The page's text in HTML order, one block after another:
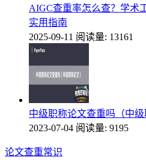
AIGC查重率怎么查？学术
实用指南
2025-09-11 阅读量: 13161
中级职称论文查重吗（中级
2023-07-04 阅读量: 9195
论文查重常识